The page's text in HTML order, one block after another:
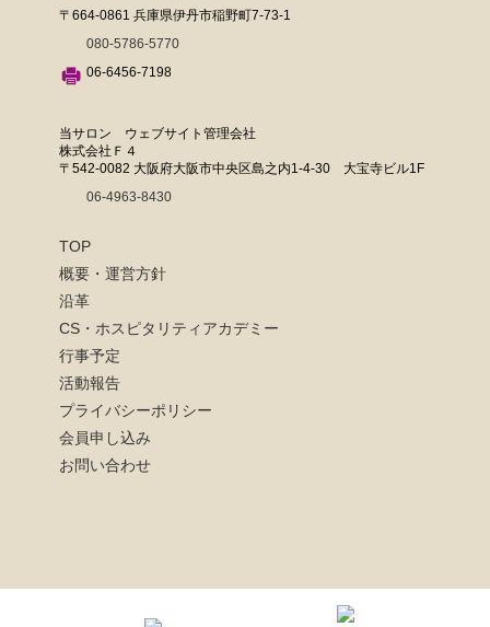
2025年03月19日 特別ゲスト 溝畑宏様
2025年02月19日 特別ゲスト 康光岐様、清水英彰様、友情ゲスト 飛鳥天紅様
2025年01月15日 新春ゲスト 遠藤祐子様、宇野美香子様
2024年10月16日 特別ゲスト 草笛雅子様
2024年09月18日 特別ゲスト 中野良美様、中野彰久様、車田一光様、寺井隆
2024年07月17日 特別ゲスト 鈴木信様
2024年06月19日 特別ゲスト 渋谷幸子様
2024年05月15日 特別ゲスト 東條英利様、友情ゲスト 一般社団法人 日本殺陣
道協会様
2024年04月17日 特別ゲスト 中原秀一郎様
2024年03月20日 特別ゲスト 竹原信夫様、友情ゲスト 草笛四郎様
2024年02月21日 特別ゲスト 西川宏幸様、友情ゲスト 野村真希様、ＴＯＵＭ
Ａ様
2024年01月17日 新春ゲスト 遠藤祐子様、加藤友康様
〒664-0861 兵庫県伊丹市稲野町7-73-1
080-5786-5770
06-6456-7198
当サロン ウェブサイト管理会社
株式会社Ｆ４
〒542-0082 大阪府大阪市中央区島之内1-4-30 大宝寺ビル1F
06-4963-8430
TOP
概要・運営方針
沿革
CS・ホスピタリティアカデミー
行事予定
活動報告
プライバシーポリシー
会員申し込み
お問い合わせ